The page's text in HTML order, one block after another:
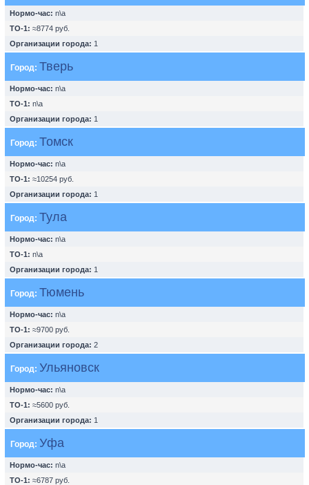
Нормо-час: n\a
ТО-1: ≈8774 руб.
Организации города: 1
Город: Тверь
Нормо-час: n\a
ТО-1: n\a
Организации города: 1
Город: Томск
Нормо-час: n\a
ТО-1: ≈10254 руб.
Организации города: 1
Город: Тула
Нормо-час: n\a
ТО-1: n\a
Организации города: 1
Город: Тюмень
Нормо-час: n\a
ТО-1: ≈9700 руб.
Организации города: 2
Город: Ульяновск
Нормо-час: n\a
ТО-1: ≈5600 руб.
Организации города: 1
Город: Уфа
Нормо-час: n\a
ТО-1: ≈6787 руб.